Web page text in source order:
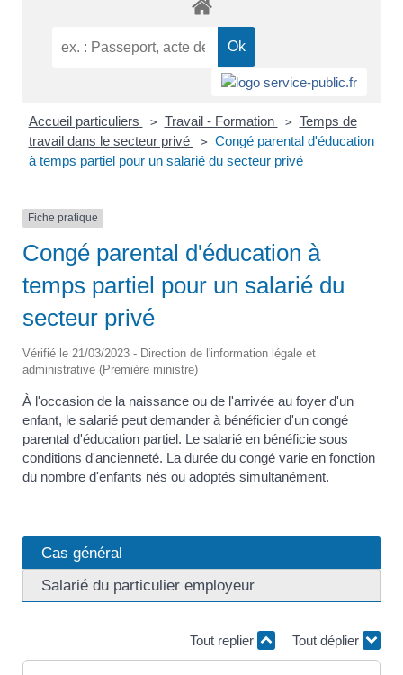
Accueil particuliers > Travail - Formation > Temps de
travail dans le secteur privé
> Congé parental d'éducation
à temps partiel pour un salarié du secteur privé
Fiche pratique
Congé parental d'éducation à
temps partiel pour un salarié du
secteur privé
Vérifié le 21/03/2023 - Direction de l'information légale et
administrative (Première ministre)
À l'occasion de la naissance ou de l'arrivée au foyer d'un
enfant, le salarié peut demander à bénéficier d'un congé
parental d'éducation partiel. Le salarié en bénéficie sous
conditions d'ancienneté. La durée du congé varie en fonction
du nombre d'enfants nés ou adoptés simultanément.
Cas général
Salarié du particulier employeur
Tout replier Tout déplier